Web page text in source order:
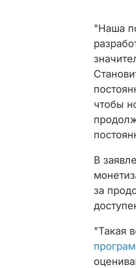
"Наша
чтобы
В
за
"Такая